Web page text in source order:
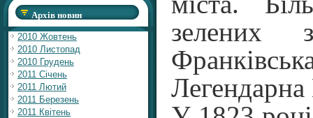
Архів новин
2010 Жовтень
2010 Листопад
2010 Грудень
2011 Січень
2011 Лютий
2011 Березень
2011 Квітень
зелених
Легендарна